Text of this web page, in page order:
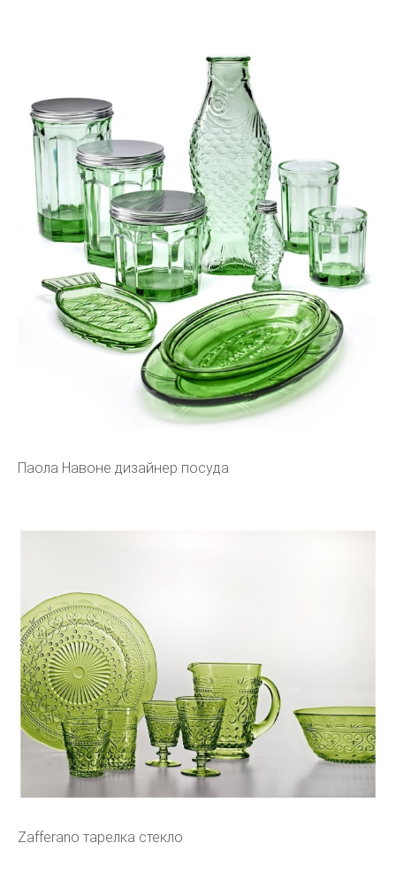
Паола Навоне дизайнер посуда
Zafferano тарелка стекло